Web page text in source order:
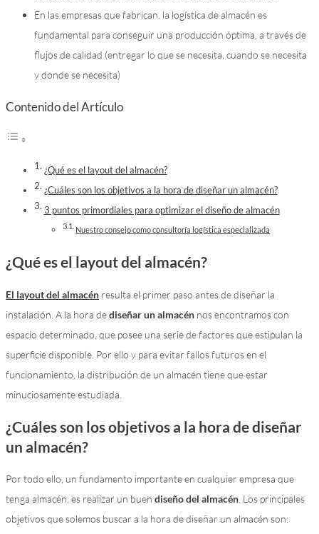
En las empresas que fabrican, la logística de almacén es
fundamental para conseguir una producción óptima, a través de
flujos de calidad (entregar lo que se necesita, cuando se necesita
y donde se necesita)
Contenido del Artículo
¿Qué es el layout del almacén?
¿Cuáles son los objetivos a la hora de diseñar un almacén?
3 puntos primordiales para optimizar el diseño de almacén
Nuestro consejo como consultoría logística especializada
¿Qué es el layout del almacén?
El layout del almacén resulta el primer paso antes de diseñar la
instalación. A la hora dediseñar un almacén nos encontramos con
espacio determinado, que posee una serie de factores que estipulan la
superficie disponible. Por ello y para evitar fallos futuros en el
funcionamiento, la distribución de un almacén tiene que estar
minuciosamente estudiada.
¿Cuáles son los objetivos a la hora de diseñar
un almacén?
Por todo ello, un fundamento importante en cualquier empresa que
tenga almacén, es realizar un buen diseño del almacén . Los principales
objetivos que solemos buscar a la hora de diseñar un almacén son: